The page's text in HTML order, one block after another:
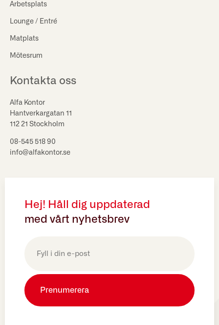
Arbetsplats
Lounge / Entré
Matplats
Mötesrum
Kontakta oss
Alfa Kontor
Hantverkargatan 11
112 21 Stockholm
08-545 518 90
info@alfakontor.se
Hej! Håll dig uppdaterad
med vårt nyhetsbrev
(Obligatoriskt)